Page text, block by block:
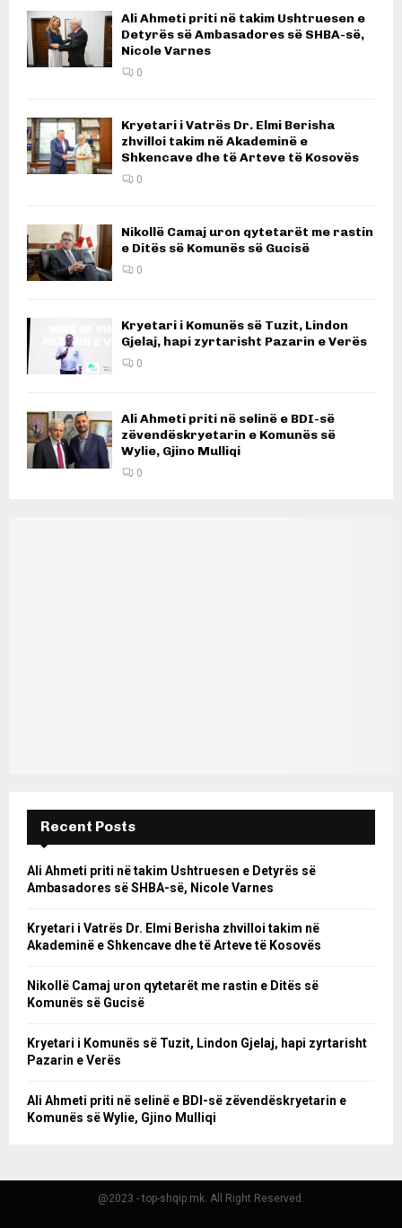
Ali Ahmeti priti në takim Ushtruesen e
Detyrës së Ambasadores së SHBA-së,
Nicole Varnes
0
Kryetari i Vatrës Dr. Elmi Berisha
zhvilloi takim në Akademinë e
Shkencave dhe të Arteve të Kosovës
0
Nikollë Camaj uron qytetarët me rastin
e Ditës së Komunës së Gucisë
0
Kryetari i Komunës së Tuzit, Lindon
Gjelaj, hapi zyrtarisht Pazarin e Verës
0
Ali Ahmeti priti në selinë e BDI-së
zëvendëskryetarin e Komunës së
Wylie, Gjino Mulliqi
0
Recent Posts
Ali Ahmeti priti në takim Ushtruesen e Detyrës së
Ambasadores së SHBA-së, Nicole Varnes
Kryetari i Vatrës Dr. Elmi Berisha zhvilloi takim në
Akademinë e Shkencave dhe të Arteve të Kosovës
Nikollë Camaj uron qytetarët me rastin e Ditës së
Komunës së Gucisë
Kryetari i Komunës së Tuzit, Lindon Gjelaj, hapi zyrtarisht
Pazarin e Verës
Ali Ahmeti priti në selinë e BDI-së zëvendëskryetarin e
Komunës së Wylie, Gjino Mulliqi
@2023 - top-shqip.mk. All Right Reserved.